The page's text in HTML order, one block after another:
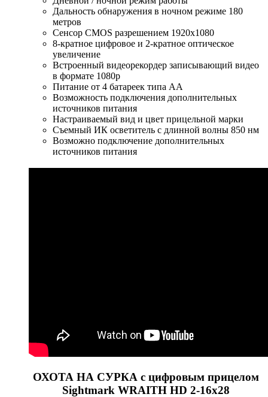
Дальность обнаружения в ночном режиме 180
метров
Сенсор CMOS разрешением 1920x1080
8-кратное цифровое и 2-кратное оптическое
увеличение
Встроенный видеорекордер записывающий видео
в формате 1080р
Питание от 4 батареек типа АА
Возможность подключения дополнительных
источников питания
Настраиваемый вид и цвет прицельной марки
Съемный ИК осветитель с длинной волны 850 нм
Возможно подключение дополнительных
источников питания
ОХОТА НА СУРКА с цифровым прицелом
Sightmark WRAITH HD 2-16x28